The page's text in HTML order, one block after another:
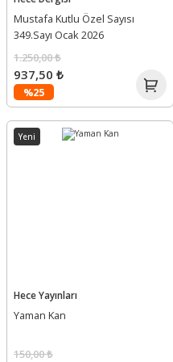
Mustafa Kutlu Özel Sayısı
349.Sayı Ocak 2026
%25
1.250,00 ₺
937,50 ₺
Yeni
Hece Yayınları
Yaman Kan
150,00 ₺